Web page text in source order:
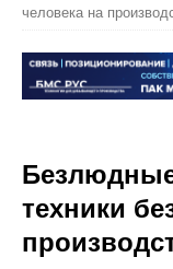
человека на
техники